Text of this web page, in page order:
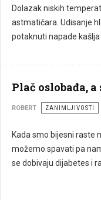
Dolazak niskih
astmatičara. Udisanje
potaknuti napade kašlja
Plač oslobađa,
ROBERT ZANIMLJIVOSTI
Kada smo bijesni raste
možemo spavati pa
se dobivaju dijabetes i